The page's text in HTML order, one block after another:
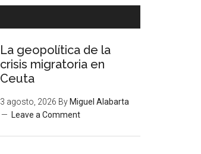
La geopolítica de la
crisis migratoria en
Ceuta
3 agosto, 2026 By Miguel Alabarta
Leave a Comment